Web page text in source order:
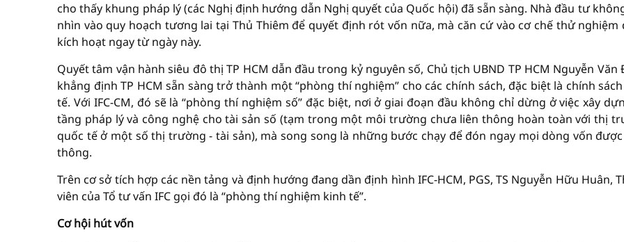
cho thấy khung pháp lý (các Nghị định hướng dẫn Nghị quyết của Quốc hội) đã sẵn sàng. Nhà đầu tư
nhìn vào quy hoạch tương lai tại Thủ Thiêm để quyết định rót vốn nữa, mà căn cứ vào cơ chế thử nghiệm
kích hoạt ngay từ ngày này.
Quyết tâm vận hành siêu đô thị TP HCM dẫn đầu trong kỷ nguyên số, Chủ tịch UBND TP HCM Nguyễn Văn
khẳng định TP HCM sẵn sàng trở thành một “phòng thí nghiệm” cho các chính sách, đặc biệt là chính
tế. Với IFC-CM, đó sẽ là “phòng thí nghiệm số” đặc biệt, nơi ở giai đoạn đầu không chỉ dừng ở việc xây
tầng pháp lý và công nghệ cho tài sản số (tạm trong một môi trường chưa liên thông hoàn toàn với thị
quốc tế ở một số thị trường - tài sản), mà song song là những bước chạy để đón ngay mọi dòng vốn
thông.
Trên cơ sở tích hợp các nền tảng và định hướng đang dần định hình IFC-HCM, PGS, TS Nguyễn Hữu Huân,
viên của Tổ tư vấn IFC gọi đó là “phòng thí nghiệm kinh tế”.
Cơ hội hút vốn